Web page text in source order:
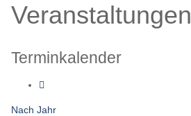
Veranstaltungen
Terminkalender
Nach Jahr